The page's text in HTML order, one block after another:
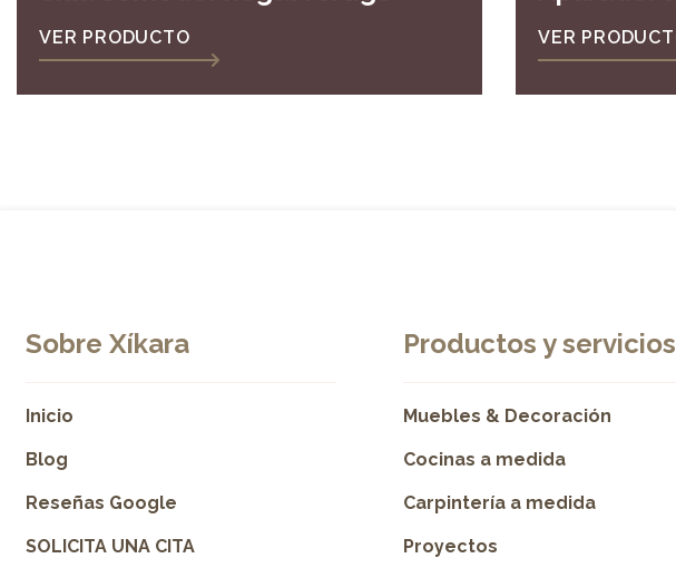
VER PRODUCTO VER
Sobre Xíkara
Inicio
Blog
Reseñas Google
SOLICITA UNA CITA
Productos y servicios
Muebles & Decoración
Cocinas a medida
Carpintería a medida
Proyectos